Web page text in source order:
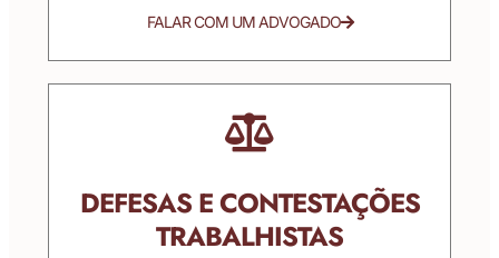
FALAR COM UM ADVOGADO
DEFESAS E CONTESTAÇÕES
TRABALHISTAS